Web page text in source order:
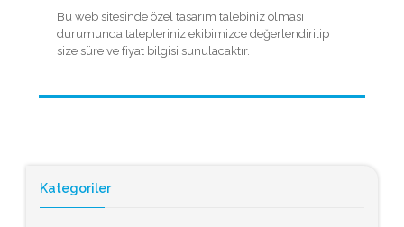
Bu web sitesinde özel tasarım talebiniz olması
durumunda talepleriniz ekibimizce değerlendirilip
size süre ve fiyat bilgisi sunulacaktır.
Kategoriler